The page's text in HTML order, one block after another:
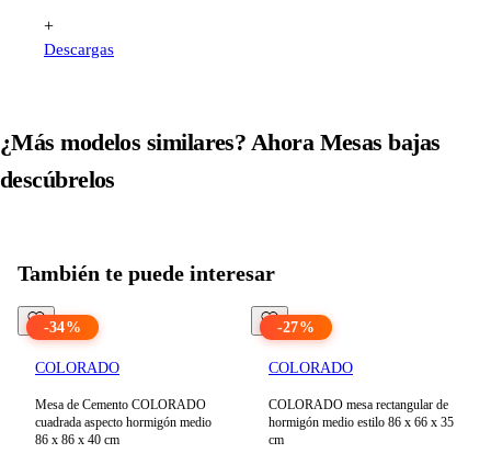
+
Descargas
¿Más modelos similares? Ahora Mesas bajas
descúbrelos
También te puede interesar
-34%
COLORADO
Mesa de Cemento COLORADO
cuadrada aspecto hormigón medio
86 x 86 x 40 cm
-27%
COLORADO
COLORADO mesa rectangular de
hormigón medio estilo 86 x 66 x 35
cm